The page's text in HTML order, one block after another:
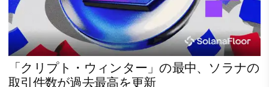
「クリプト・ウィンター」の最中、ソラナの
取引件数が過去最高を更新